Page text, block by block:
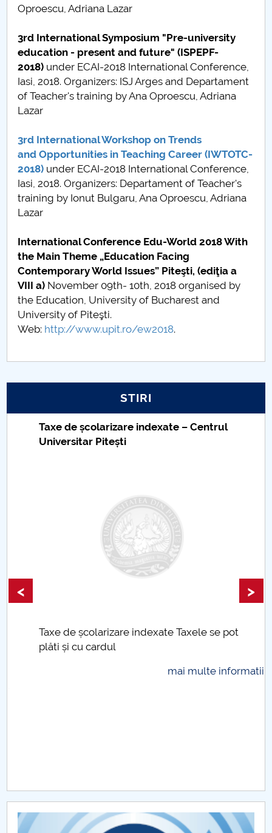
Oproescu, Adriana Lazar
3rd International Symposium "Pre-university
education - present and future" (ISPEPF-
2018) under ECAI-2018 International Conference,
Iasi, 2018. Organizers: ISJ Arges and Departament
of Teacher's training by Ana Oproescu, Adriana
Lazar
3rd International Workshop on Trends
and Opportunities in Teaching Career (IWTOTC-
2018) under ECAI-2018 International Conference,
Iasi, 2018. Organizers: Departament of Teacher's
training by Ionut Bulgaru, Ana Oproescu, Adriana
Lazar
International Conference Edu-World 2018 With
the Main Theme „Education Facing
Contemporary World Issues” Piteşti, (ediţia a
VIII a) November 09th- 10th, 2018 organised by
the Education, University of Bucharest and
University of Piteşti.
Web: http://www.upit.ro/ew2018.
STIRI
Taxe de școlarizare indexate – Centrul
Universitar Pitești
Taxe de școlarizare indexate Taxele se pot
plăti și cu cardul
mai multe informatii...
< >